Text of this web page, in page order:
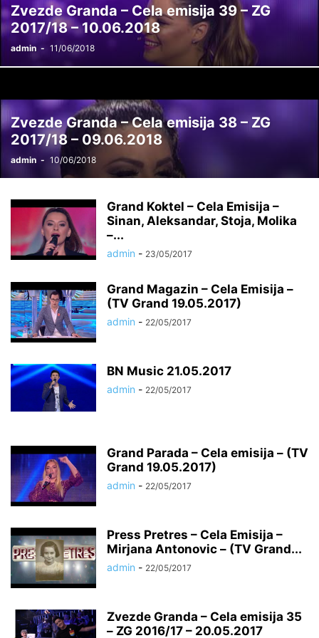
Zvezde Granda – Cela emisija 39 – ZG
2017/18 – 10.06.2018
admin - 11/06/2018
Zvezde Granda – Cela emisija 38 – ZG
2017/18 – 09.06.2018
admin - 10/06/2018
Grand Koktel – Cela Emisija –
Sinan, Aleksandar, Stoja, Molika
–...
admin - 23/05/2017
Grand Magazin – Cela Emisija –
(TV Grand 19.05.2017)
admin - 22/05/2017
BN Music 21.05.2017
admin - 22/05/2017
Grand Parada – Cela emisija – (TV
Grand 19.05.2017)
admin - 22/05/2017
Press Pretres – Cela Emisija –
Mirjana Antonovic – (TV Grand...
admin - 22/05/2017
Zvezde Granda – Cela emisija 35
– ZG 2016/17 – 20.05.2017